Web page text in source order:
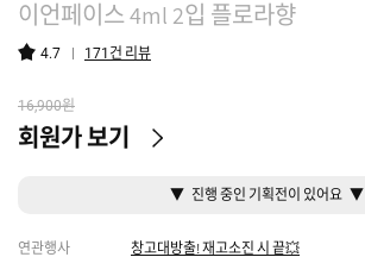
이언페이스 4ml 2입 플로라향
4.7 171 건 리뷰
16,900원
회원가 보기
▼ 진행 중인 기획전이 있어요 ▼
연관행사 창고대방출! 재고소진 시 끝💥